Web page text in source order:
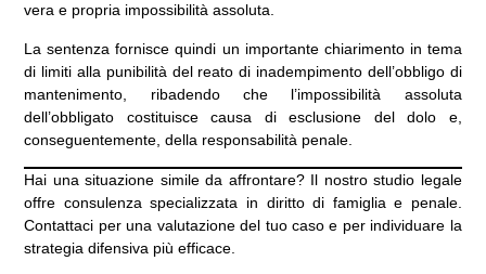
vera e propria impossibilità assoluta.
La sentenza fornisce quindi un importante chiarimento in tema
di limiti alla punibilità del reato di inadempimento dell’obbligo di
mantenimento, ribadendo che l’impossibilità assoluta
dell’obbligato costituisce causa di esclusione del dolo e,
conseguentemente, della responsabilità penale.
Hai una situazione simile da affrontare?Il nostro studio legale
offre consulenza specializzata in diritto di famiglia e penale.
Contattaci per una valutazione del tuo casoe per individuare la
strategia difensiva più efficace.